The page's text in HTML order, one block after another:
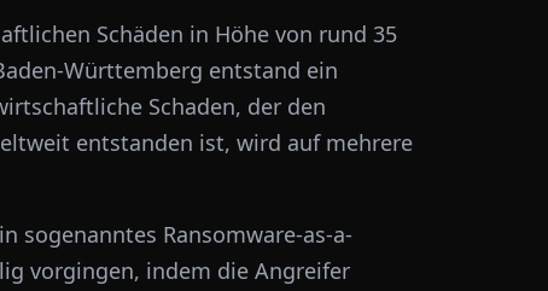
Schäden in Höhe von rund 35
Württemberg entstand ein
Schaden, der den
entstanden ist, wird auf mehrere
sogenanntes Ransomware-as-a-
vorgingen, indem die Angreifer